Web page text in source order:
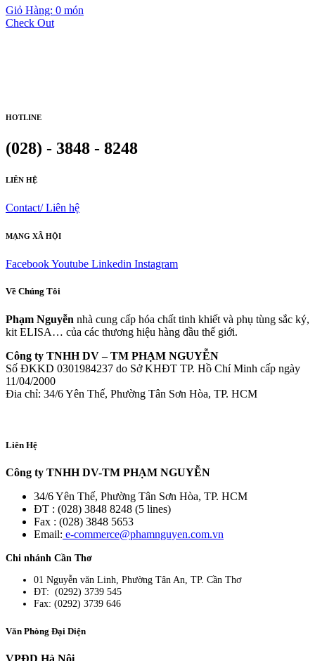
Giỏ Hàng: 0 món
Check Out
HOTLINE
(028) - 3848 - 8248
LIÊN HỆ
Contact/ Liên hệ
MẠNG XÃ HỘI
FacebookYoutube Linkedin Instagram
Về Chúng Tôi
Phạm Nguyễn nhà cung cấp hóa chất tinh khiết và phụ tùng sắc ký,
kit ELISA… của các thương hiệu hàng đầu thế giới.
Công ty TNHH DV – TM PHẠM NGUYỄN
Số ĐKKD 0301984237 do Sở KHĐT TP. Hồ Chí Minh cấp ngày
11/04/2000
Đia chỉ: 34/6 Yên Thế, Phường Tân Sơn Hòa, TP. HCM
Liên Hệ
Công ty TNHH DV-TM PHẠM NGUYỄN
34/6 Yên Thế, Phường Tân Sơn Hòa, TP. HCM
ĐT : (028) 3848 8248 (5 lines)
Fax : (028) 3848 5653
Email: e-commerce@phamnguyen.com.vn
Chi nhánh Cần Thơ
01 Nguyễn văn Linh, Phường Tân An, TP. Cần Thơ
ĐT: (0292) 3739 545
Fax: (0292) 3739 646
Văn Phòng Đại Diện
VPĐD Hà Nội